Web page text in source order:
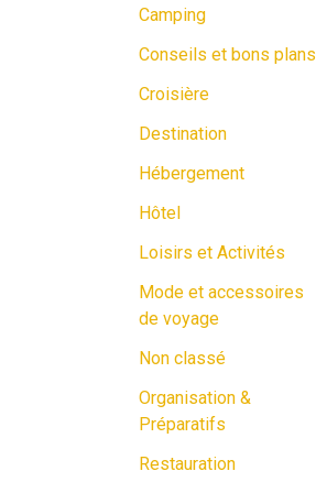
Camping
Conseils et bons plans
Croisière
Destination
Hébergement
Hôtel
Loisirs et Activités
Mode et accessoires
de voyage
Non classé
Organisation &
Préparatifs
Restauration